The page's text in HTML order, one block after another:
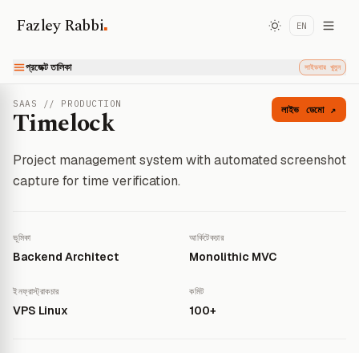
Fazley Rabbi. EN
প্রজেক্ট তালিকা সাইডবার খুলুন
SAAS // PRODUCTION
Timelock লাইভ ডেমো ↗
Project management system with automated screenshot
capture for time verification.
ভূমিকা
Backend Architect
আর্কিটেকচার
Monolithic MVC
ইনফ্রাস্ট্রাকচার
VPS Linux
কমিট
100+